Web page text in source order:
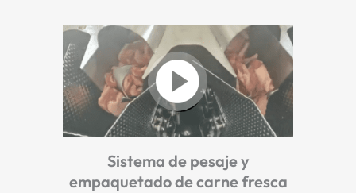
Sistema de pesaje y
empaquetado de carne fresca